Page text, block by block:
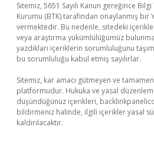
Sitemiz, 5651 Sayılı Kanun gereğince
Kurumu (BTK) tarafından onaylanmış bir
vermektedir. Bu nedenle, sitedeki
veya araştırma yükümlülüğümüz
yazdıkları içeriklerin sorumluluğunu
bu sorumluluğu kabul etmiş sayılırlar.
Sitemiz, kar amacı gütmeyen ve
platformudur. Hukuka ve yasal
düşündüğünüz içerikleri,
bildirmeniz halinde, ilgili içerikler yasal
kaldırılacaktır.